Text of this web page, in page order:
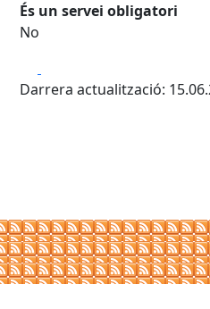
És un servei obligatori
No
Darrera actualització: